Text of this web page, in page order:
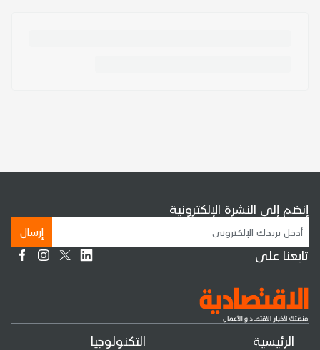
الرئيسية
التكنولوجيا
إنضم إلى النشرة الإلكترونية
إرسال
تابعنا على